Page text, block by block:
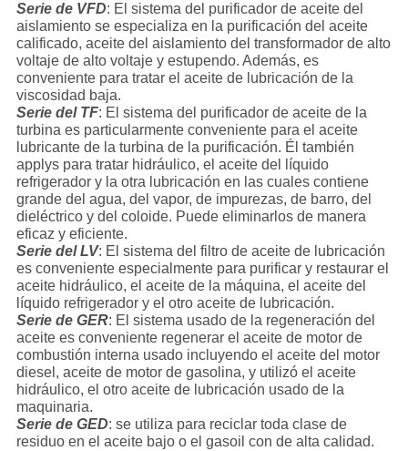
Serie de VFD: El sistema del purificador de aceite del
aislamiento se especializa en la purificación del aceite
calificado, aceite del aislamiento del transformador de alto
voltaje de alto voltaje y estupendo. Además, es
conveniente para tratar el aceite de lubricación de la
viscosidad baja.
Serie del TF: El sistema del purificador de aceite de la
turbina es particularmente conveniente para el aceite
lubricante de la turbina de la purificación. Él también
applys para tratar hidráulico, el aceite del líquido
refrigerador y la otra lubricación en las cuales contiene
grande del agua, del vapor, de impurezas, de barro, del
dieléctrico y del coloide. Puede eliminarlos de manera
eficaz y eficiente.
Serie del LV: El sistema del filtro de aceite de lubricación
es conveniente especialmente para purificar y restaurar el
aceite hidráulico, el aceite de la máquina, el aceite del
líquido refrigerador y el otro aceite de lubricación.
Serie de GER: El sistema usado de la regeneración del
aceite es conveniente regenerar el aceite de motor de
combustión interna usado incluyendo el aceite del motor
diesel, aceite de motor de gasolina, y utilizó el aceite
hidráulico, el otro aceite de lubricación usado de la
maquinaria.
Serie de GED: se utiliza para reciclar toda clase de
residuo en el aceite bajo o el gasoil con de alta calidad.